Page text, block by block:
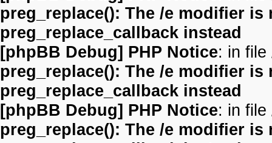
preg_replace(): The /e modifier
preg_replace_callback instead
[phpBB Debug] PHP Notice: in file
preg_replace(): The /e modifier
preg_replace_callback instead
[phpBB Debug] PHP Notice: in file
preg_replace(): The /e modifier